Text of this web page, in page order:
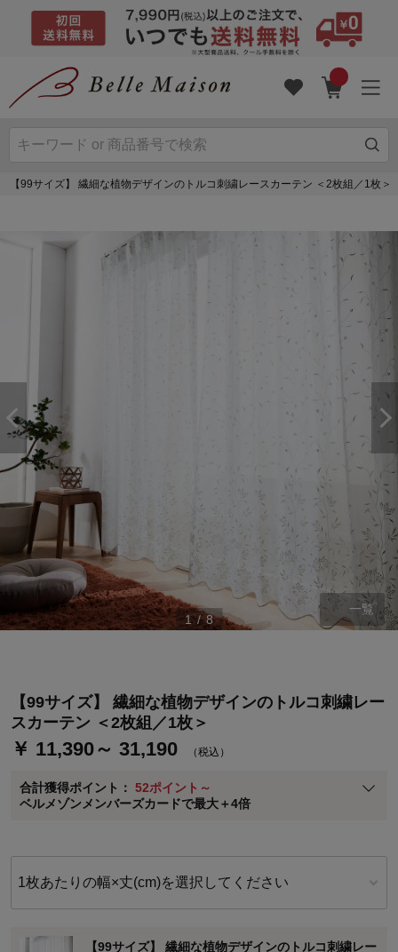
【99サイズ】 繊細な植物デザインのトルコ刺繍レースカーテン ＜2枚組／1枚＞
1 / 8
一覧
【99サイズ】 繊細な植物デザインのトルコ刺繍レー
スカーテン ＜2枚組／1枚＞
￥ 11,390～ 31,190 （税込）
合計獲得ポイント： 52ポイント～
ベルメゾンメンバーズカードで最大＋4倍
ステージが上がれば送料無料・返品引取無料！
さらにポイント還元最大16倍！
通常商品送料無料 返品引取無料（JCBのみ）
即時入会なら更に500円OFFクーポンプレゼント
※メンバーズカードの加算ポイントはステージ倍率適用前の基本ポイント
に対して適用されます。
1枚あたりの幅×丈(cm)を選択してください
【99サイズ】 繊細な植物デザインのトルコ刺繍レー